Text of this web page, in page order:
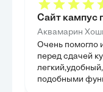
инструменты для
эффективности. Целью
читателю набор
практического
Сайт кампус
Аквамарин
Очень помогло
перед сдачей
подобными